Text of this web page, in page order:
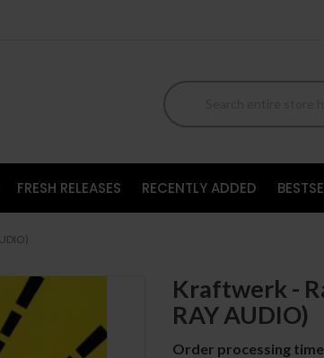
FRESH RELEASES RECENTLY ADDED
Kraftwerk -
RAY AUDIO)
Order processing